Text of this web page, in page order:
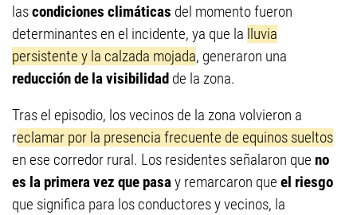
lascondiciones climáticas del momento fueron
determinantes en el incidente, ya que la lluvia
persistente y la calzada mojada, generaron una
reducción de la visibilidad de la zona.
Tras el episodio, los vecinos de la zona volvieron a
reclamar por la presencia frecuente de equinos sueltos
en ese corredor rural. Los residentes señalaron que no
es la primera vez que pasay remarcaron que el riesgo
que significa para los conductores y vecinos, la